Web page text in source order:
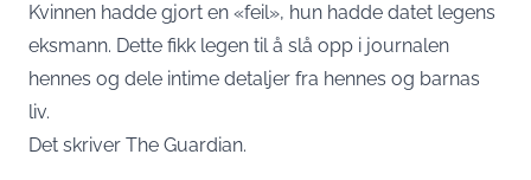
Kvinnen hadde gjort en «feil», hun hadde datet legens
eksmann. Dette fikk legen til å slå opp i journalen
hennes og dele intime detaljer fra hennes og barnas
liv.
Det skriver The Guardian.